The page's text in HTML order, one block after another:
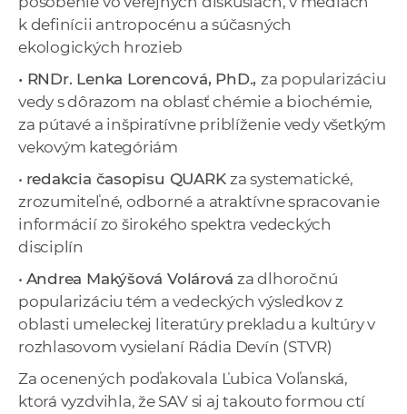
k definícii antropocénu a súčasných
ekologických hrozieb
• RNDr. Lenka Lorencová, PhD.,za popularizáciu
vedy s dôrazom na oblasť chémie a biochémie,
za pútavé a inšpiratívne priblíženie vedy všetkým
vekovým kategóriám
• redakcia časopisu QUARKza systematické,
zrozumiteľné, odborné a atraktívne spracovanie
informácií zo širokého spektra vedeckých
disciplín
• Andrea Makýšová Volárová za dlhoročnú
popularizáciu tém a vedeckých výsledkov z
oblasti umeleckej literatúry prekladu a kultúry v
rozhlasovom vysielaní Rádia Devín (STVR)
Za ocenených poďakovala Ľubica Voľanská,
ktorá vyzdvihla, že SAV si aj takouto formou ctí